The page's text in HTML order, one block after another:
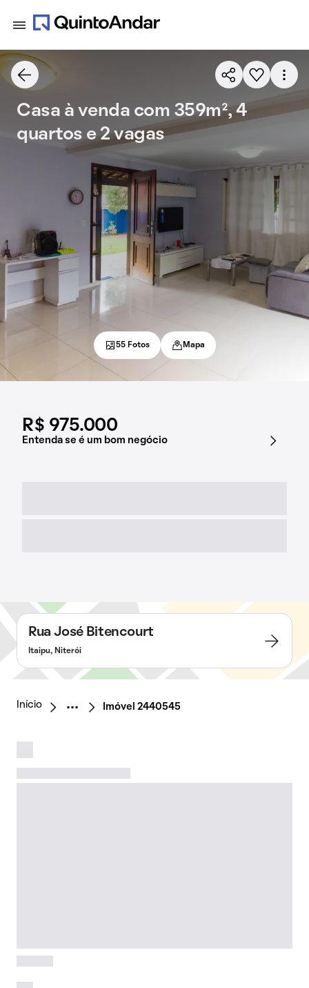
R$ 975.000
Entenda se é um bom negócio
Casa à venda com 359m², 4
quartos e 2 vagas
55 Fotos Mapa
Rua José Bitencourt
Itaipu, Niterói
Início Imóvel 2440545